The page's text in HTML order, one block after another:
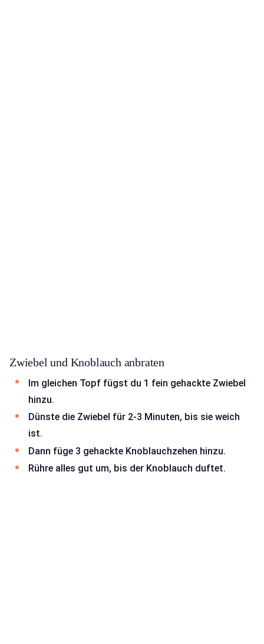
Zwiebel und Knoblauch anbraten
Im gleichen Topf fügst du 1 fein gehackte Zwiebel
hinzu.
Dünste die Zwiebel für 2-3 Minuten, bis sie weich
ist.
Dann füge 3 gehackte Knoblauchzehen hinzu.
Rühre alles gut um, bis der Knoblauch duftet.